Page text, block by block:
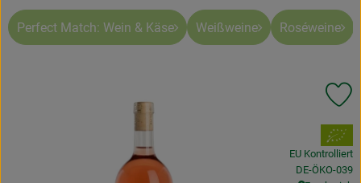
Kochboxen
Kochen & Backen
Perfect Match: Wein & Käse Weißweine Roséweine
, Verband:
EU Kontrolliert
, Kontrollstelle:
DE-ÖKO-039